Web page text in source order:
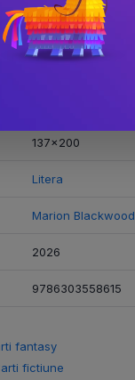
137x200
Litera
Marion Blackwood
2026
9786303558615
fantasy
fictiune